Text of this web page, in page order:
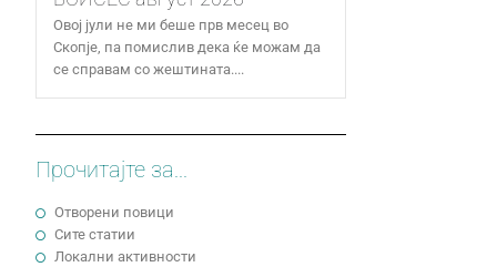
Овој јули не ми беше прв месец во
Скопје, па помислив дека ќе можам да
се справам со жештината....
Прочитајте за...
Отворени повици
Сите статии
Локални активности